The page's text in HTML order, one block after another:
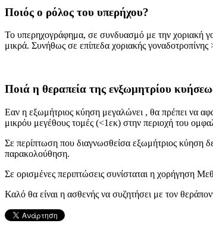
Ποιός ο ρόλος του υπερήχου?
Το υπερηχογράφημα, σε συνδυασμό με την χοριακή
μικρά. Συνήθως σε επίπεδα χοριακής
Ποιά η θεραπεία της ενξωμητρίου
Εαν η εξωμήτριος κύηση μεγαλώνει , θα πρέπει να
μικρόυ μεγέθους τομές (<1εκ) στην περιοχή του
Σε περίπτωση που διαγνωσθείσα εξωμήτριος κύηση
παρακολούθηση.
Σε ορισμένες περιπτώσεις συνίσταται η χορήγηση
Καλό θα είναι η ασθενής να συζητήσει με τον